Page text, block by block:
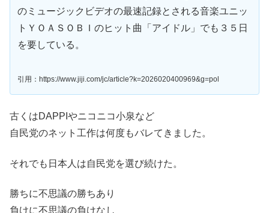
のミュージックビデオの最速記録とされる音楽ユニッ
トＹＯＡＳＯＢＩのヒット曲「アイドル」でも３５日
を要している。
引用：https://www.jiji.com/jc/article?k=2026020400969&g=pol
古くはDAPPIやニコニコ小泉など
自民党のネット工作は何度もバレてきました。
それでも日本人は自民党を選び続けた。
勝ちに不思議の勝ちあり
負けに不思議の負けなし